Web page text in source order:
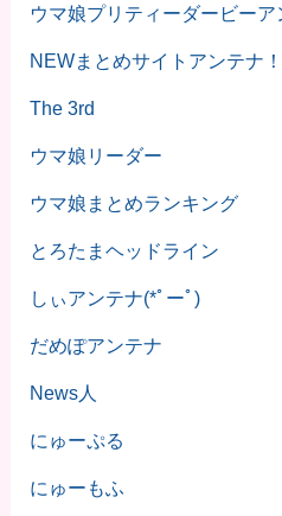
ウマ娘プリティーダービーア
NEWまとめサイトアンテナ！
The 3rd
ウマ娘リーダー
ウマ娘まとめランキング
とろたまヘッドライン
しぃアンテナ(*ﾟーﾟ)
だめぽアンテナ
News人
にゅーぷる
にゅーもふ